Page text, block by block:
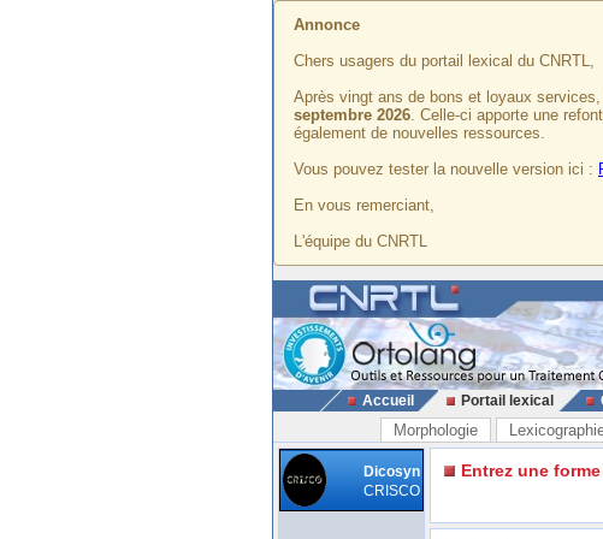
Annonce
Chers usagers du portail lexical du CNRTL,
Après vingt ans de bons et loyaux
septembre 2026. Celle-ci apporte une
également de nouvelles ressources.
Vous pouvez tester la nouvelle version ici :
En vous remerciant,
L'équipe du CNRTL
Accueil Portail lexical
Morphologie
Dicosyn
CRISCO
Entrez une forme